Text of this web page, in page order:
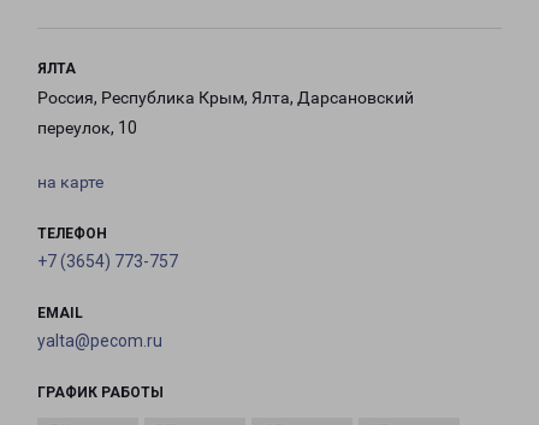
ЯЛТА
Россия, Республика Крым, Ялта, Дарсановский
переулок, 10
на карте
ТЕЛЕФОН
+7 (3654) 773-757
EMAIL
yalta@pecom.ru
ГРАФИК РАБОТЫ